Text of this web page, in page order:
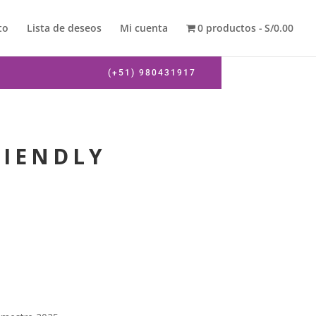
Lista de deseos Mi cuenta 0 productos S/0.00
(+51) 980431917